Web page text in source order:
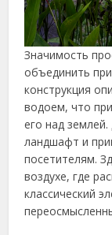
Значимость
объединить
конструкция
водоем, что
его над
ландшафт и
посетителям.
воздухе, где
классический